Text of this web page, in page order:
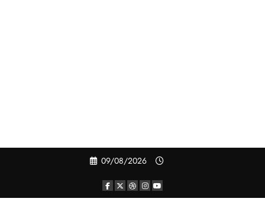
09/08/2026